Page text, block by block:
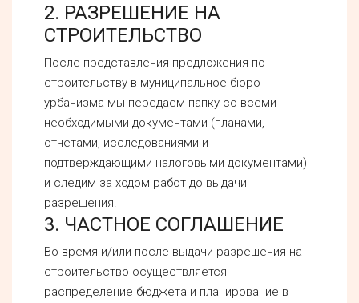
2. РАЗРЕШЕНИЕ НА
СТРОИТЕЛЬСТВО
После представления предложения по
строительству в муниципальное бюро
урбанизма мы передаем папку со всеми
необходимыми документами (планами,
отчетами, исследованиями и
подтверждающими налоговыми документами)
и следим за ходом работ до выдачи
разрешения.
3. ЧАСТНОЕ СОГЛАШЕНИЕ
Во время и/или после выдачи разрешения на
строительство осуществляется
распределение бюджета и планирование в